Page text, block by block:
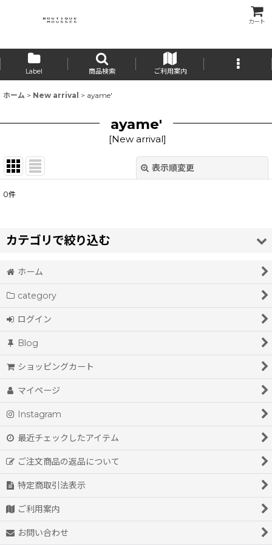
カート
Label 商品検索 ご利用案内
ホーム > New arrival > ayame'
ayame'
[New arrival]
表示順変更
表示数:
並び順:
0件
カテゴリで絞り込む
ayame' (全商品)
ladie's
men's
ホーム
category
ログイン
Blog
ショッピングカート
マイページ
Instagram
最近チェックしたアイテム
ご注文商品の返品について
特定商取引法表示
ご利用案内
お問い合わせ